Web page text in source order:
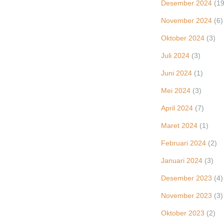
Desember 2024
November 2024 (6)
Oktober 2024 (3)
Juli 2024 (3)
Juni 2024 (1)
Mei 2024 (3)
April 2024 (7)
Maret 2024 (1)
Februari 2024 (2)
Januari 2024 (3)
Desember 2023 (4)
November 2023 (3)
Oktober 2023 (2)